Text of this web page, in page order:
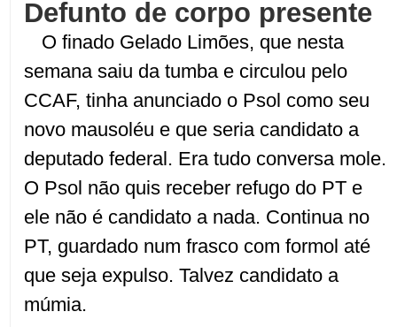
Defunto de corpo presente
O finado Gelado Limões, que nesta
semana saiu da tumba e circulou pelo
CCAF, tinha anunciado o Psol como seu
novo mausoléu e que seria candidato a
deputado federal. Era tudo conversa mole.
O Psol não quis receber refugo do PT e
ele não é candidato a nada. Continua no
PT, guardado num frasco com formol até
que seja expulso. Talvez candidato a
múmia.